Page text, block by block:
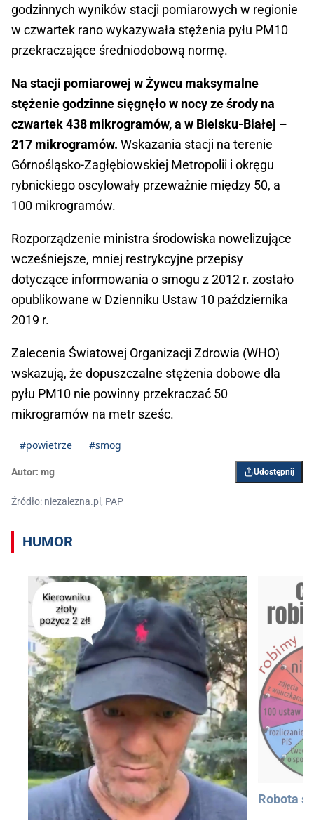
godzinnych wyników stacji pomiarowych w regionie
w czwartek rano wykazywała stężenia pyłu PM10
przekraczające średniodobową normę.
Na stacji pomiarowej w Żywcu maksymalne
stężenie godzinne sięgnęło w nocy ze środy na
czwartek 438 mikrogramów, a w Bielsku-Białej –
217 mikrogramów. Wskazania stacji na terenie
Górnośląsko-Zagłębiowskiej Metropolii i okręgu
rybnickiego oscylowały przeważnie między 50, a
100 mikrogramów.
Rozporządzenie ministra środowiska nowelizujące
wcześniejsze, mniej restrykcyjne przepisy
dotyczące informowania o smogu z 2012 r. zostało
opublikowane w Dzienniku Ustaw 10 października
2019 r.
Zalecenia Światowej Organizacji Zdrowia (WHO)
wskazują, że dopuszczalne stężenia dobowe dla
pyłu PM10 nie powinny przekraczać 50
mikrogramów na metr sześc.
#powietrze #smog
Autor: mg Udostępnij
Źródło: niezalezna.pl, PAP
HUMOR
Robota